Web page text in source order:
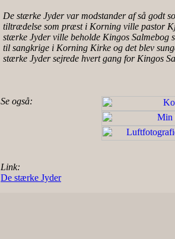
De stærke Jyder var modstander af så godt
tiltrædelse som præst i Korning ville pastor
stærke Jyder ville beholde Kingos Salmebog
til sangkrige i Korning Kirke og det blev
stærke Jyder sejrede hvert gang for Kingos
Se også:
Link:
De stærke Jyder